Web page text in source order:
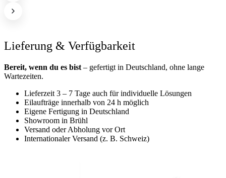
Lieferung & Verfügbarkeit
Bereit, wenn du es bist – gefertigt in Deutschland, ohne lange
Wartezeiten.
Lieferzeit 3 – 7 Tage auch für individuelle Lösungen
Eilaufträge innerhalb von 24 h möglich
Eigene Fertigung in Deutschland
Showroom in Brühl
Versand oder Abholung vor Ort
Internationaler Versand (z. B. Schweiz)